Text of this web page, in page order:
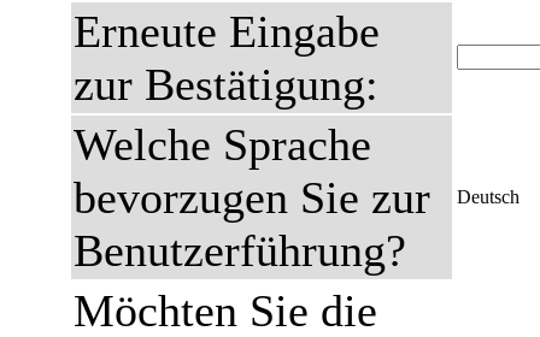
Erneute Eingabe
zur Bestätigung:
Welche Sprache
bevorzugen Sie zur
Benutzerführung?
Deutsch
Möchten Sie die